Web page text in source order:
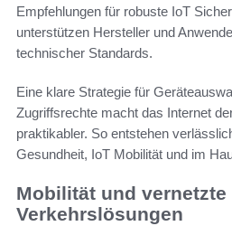
Empfehlungen für robuste IoT
unterstützen Hersteller und
technischer Standards.
Eine klare Strategie für
Zugriffsrechte macht das Internet
praktikabler. So entstehen
Gesundheit, IoT Mobilität und im
Mobilität und vernetzte
Verkehrslösungen